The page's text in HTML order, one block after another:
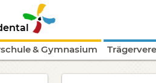
& Gymnasium